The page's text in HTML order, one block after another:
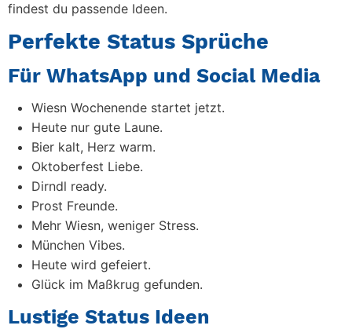
findest du passende Ideen.
Perfekte Status Sprüche
Für WhatsApp und Social Media
Wiesn Wochenende startet jetzt.
Heute nur gute Laune.
Bier kalt, Herz warm.
Oktoberfest Liebe.
Dirndl ready.
Prost Freunde.
Mehr Wiesn, weniger Stress.
München Vibes.
Heute wird gefeiert.
Glück im Maßkrug gefunden.
Lustige Status Ideen